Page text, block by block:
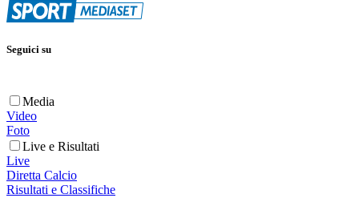
Seguici su
Media
Video
Foto
Live e Risultati
Live
Diretta Calcio
Risultati e Classifiche